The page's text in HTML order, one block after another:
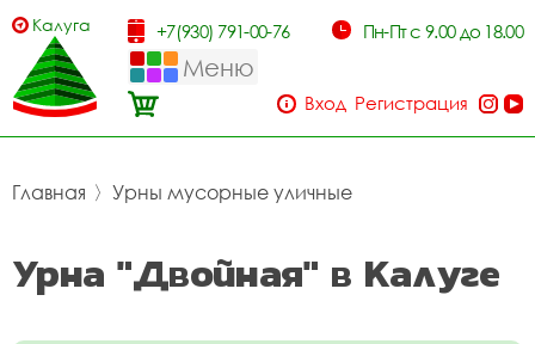
Калуга +7(930) 791-00-76 Пн-Пт с 9.00 до 18.00
Меню
Вход Регистрация
Главная 〉 Урны мусорные уличные
Урна "Двойная" в Калуге